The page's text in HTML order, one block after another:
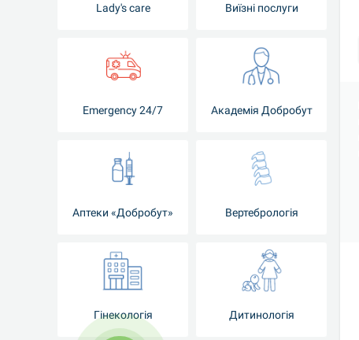
Lady's care Виїзні послуги
Emergency 24/7 Академія Добробут
Аптеки «Добробут» Вертебрологія
Гінекологія Дитинологія